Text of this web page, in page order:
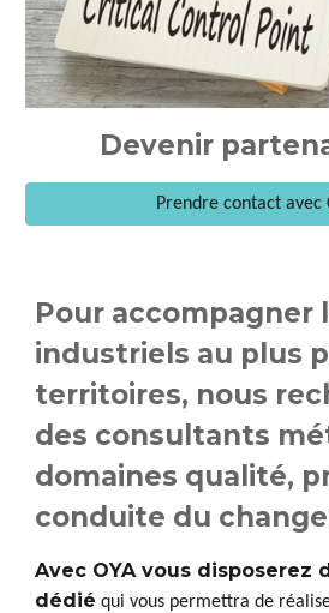
Devenir
Prendre contact avec
Pour accompagner
industriels au plus
territoires, nous
des consultants
domaines qualité,
conduite du
Avec OYA vous disposerez
dédié qui vous permettra de